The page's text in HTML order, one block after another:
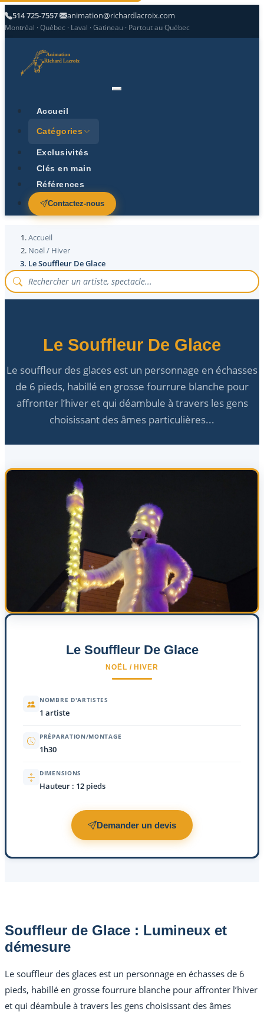
514 725-7557 animation@richardlacroix.com
Montréal · Québec · Laval · Gatineau · Partout au Québec
Accueil
Catégories
Exclusivités
Clés en main
Références
Contactez-nous
Accueil
Noël / Hiver
Le Souffleur De Glace
Le Souffleur De Glace
Le souffleur des glaces est un personnage en échasses
de 6 pieds, habillé en grosse fourrure blanche pour
affronter l’hiver et qui déambule à travers les gens
choisissant des âmes particulières...
Le Souffleur De Glace
NOËL / HIVER
NOMBRE D'ARTISTES
1 artiste
PRÉPARATION/MONTAGE
1h30
DIMENSIONS
Hauteur : 12 pieds
Demander un devis
Souffleur de Glace : Lumineux et
démesure
Le souffleur des glaces est un personnage en échasses de 6
pieds, habillé en grosse fourrure blanche pour affronter l’hiver
et qui déambule à travers les gens choisissant des âmes